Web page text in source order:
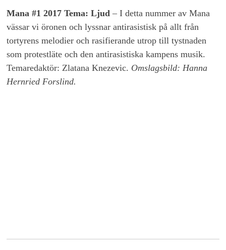
Mana #1 2017 Tema: Ljud – I detta nummer av Mana
vässar vi öronen och lyssnar antirasistisk på allt från
tortyrens melodier och rasifierande utrop till tystnaden
som protestläte och den antirasistiska kampens musik.
Temaredaktör: Zlatana Knezevic. Omslagsbild: Hanna
Hernried Forslind.